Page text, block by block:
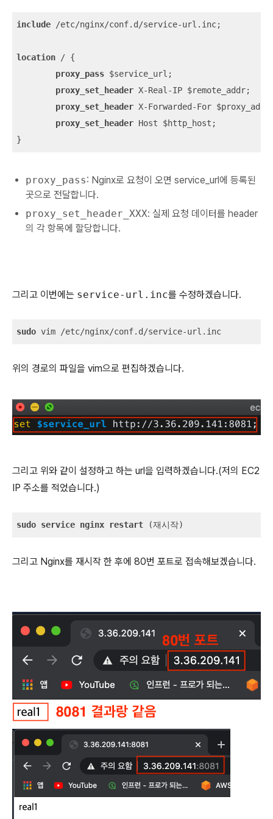
include /etc/nginx/conf.d/service-url.inc;
location / {
proxy_pass $service_url;
proxy_set_header X-Real-IP $remote_addr;
proxy_set_header X-Forwarded-For
proxy_set_header Host $http_host;
}
proxy_pass: Nginx로 요청이 오면 service_url에 등록된
곳으로 전달합니다.
proxy_set_header_XXX: 실제 요청 데이터를 header
의 각 항목에 할당합니다.
그리고 이번에는 service-url.inc를 수정하겠습니다.
sudo vim /etc/nginx/conf.d/service-url.inc
위의 경로의 파일을 vim으로 편집하겠습니다.
그리고 위와 같이 설정하고 하는 url을 입력하겠습니다.(저의 EC2
IP 주소를 적었습니다.)
sudo service nginx restart (재시작)
그리고 Nginx를 재시작 한 후에 80번 포트로 접속해보겠습니다.